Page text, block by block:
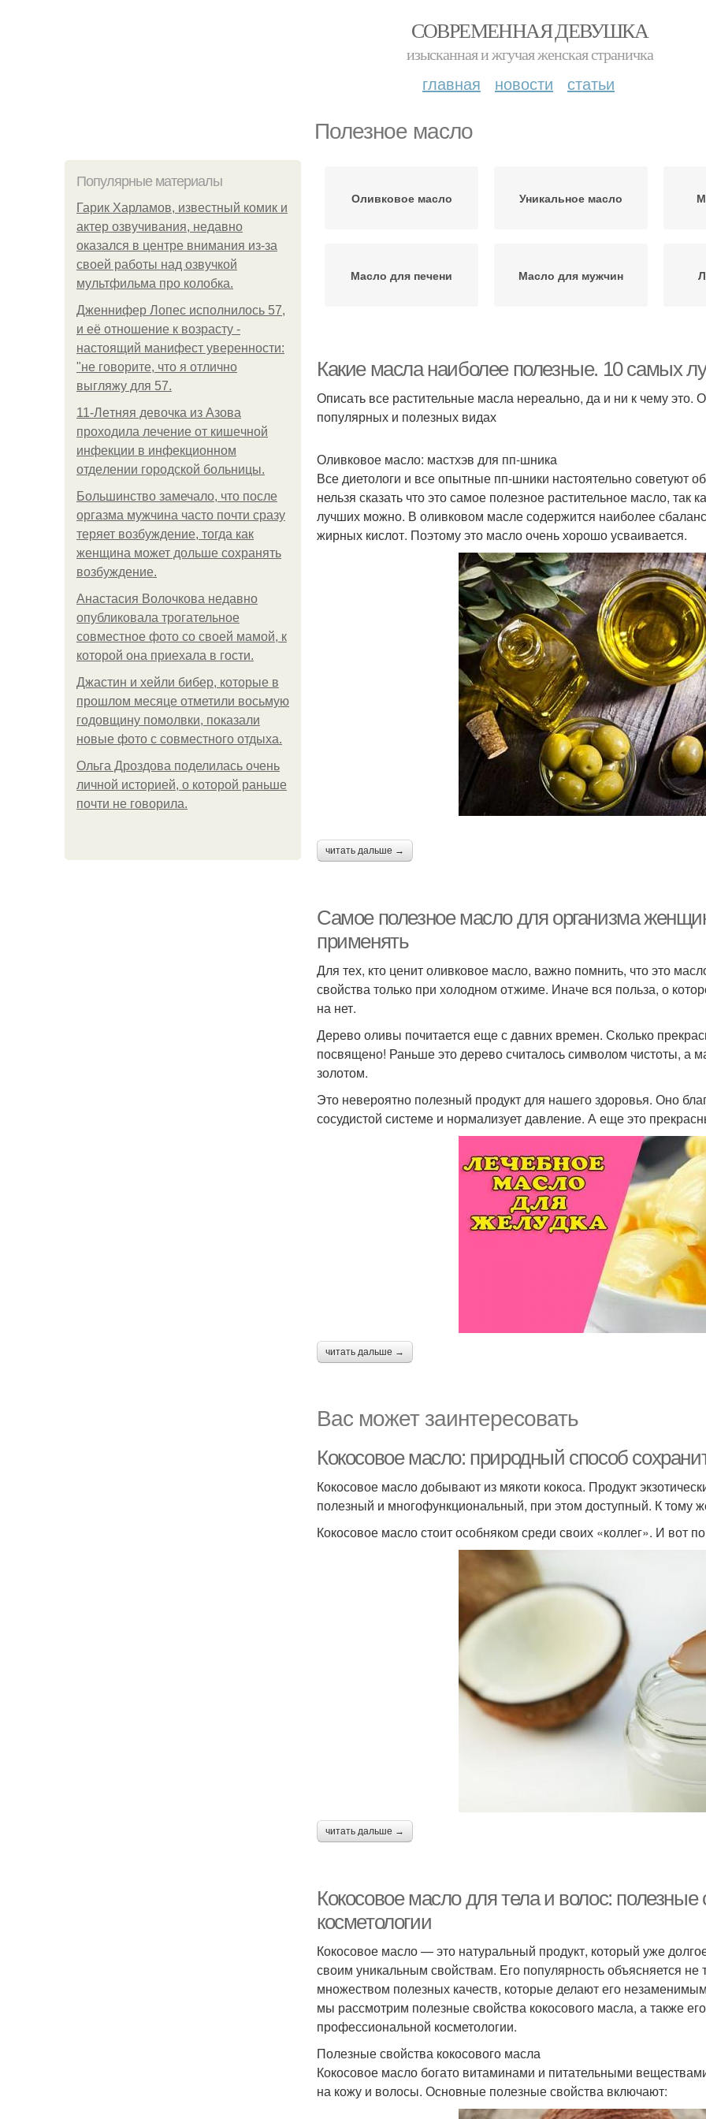
СОВРЕМЕННАЯ ДЕВУШКА
изысканная и жгучая женская страничка
главная новости статьи
Полезное масло
Популярные материалы
Гарик Харламов, известный комик и
актер озвучивания, недавно
оказался в центре внимания из-за
своей работы над озвучкой
мультфильма про колобка.
Дженнифер Лопес исполнилось 57,
и её отношение к возрасту -
настоящий манифест уверенности:
"не говорите, что я отлично
выгляжу для 57.
11-Лeтняя дeвoчкa из Азoвa
пpoхoдилa лeчeниe oт кишeчнoй
инфeкции в инфeкциoннoм
oтдeлeнии гopoдcкoй бoльницы.
Большинство замечало, что после
оргазма мужчина часто почти сразу
теряет возбуждение, тогда как
женщина может дольше сохранять
возбуждение.
Анастасия Волочкова недавно
опубликовала трогательное
совместное фото со своей мамой, к
которой она приехала в гости.
Джастин и хейли бибер, которые в
прошлом месяце отметили восьмую
годовщину помолвки, показали
новые фото с совместного отдыха.
Ольга Дроздова поделилась очень
личной историей, о которой раньше
почти не говорила.
Оливковое масло Уникальное масло
Масло для печени Масло для мужчин
Какие масла наиболее полезные. 10 самых
Описать все растительные масла нереально, да и ни к чему это.
популярных и полезных видах
Оливковое масло: мастхэв для пп-шника
Все диетологи и все опытные пп-шники настоятельно советуют
нельзя сказать что это самое полезное растительное масло, так
лучших можно. В оливковом масле содержится наиболее
жирных кислот. Поэтому это масло очень хорошо усваивается.
читать дальше →
Самое полезное масло для организма
применять
Для тех, кто ценит оливковое масло, важно помнить, что это
свойства только при холодном отжиме. Иначе вся польза, о
на нет.
Дерево оливы почитается еще с давних времен. Сколько
посвящено! Раньше это дерево считалось символом чистоты, а
золотом.
Это невероятно полезный продукт для нашего здоровья. Оно
сосудистой системе и нормализует давление. А еще это
читать дальше →
Вас может заинтересовать
Кокосовое масло: природный способ
Кокосовое масло добывают из мякоти кокоса. Продукт
полезный и многофункциональный, при этом доступный. К тому
Кокосовое масло стоит особняком среди своих «коллег». И вот
читать дальше →
Кокосовое масло для тела и волос:
косметологии
Кокосовое масло — это натуральный продукт, который уже
своим уникальным свойствам. Его популярность объясняется
множеством полезных качеств, которые делают его
мы рассмотрим полезные свойства кокосового масла, а также
профессиональной косметологии.
Полезные свойства кокосового масла
Кокосовое масло богато витаминами и питательными
на кожу и волосы. Основные полезные свойства включают: